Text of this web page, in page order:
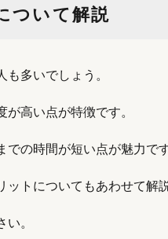
ついて解説
多いでしょう。
高い点が特徴です。
の時間が短い点が魅力です
トについてもあわせて解
。